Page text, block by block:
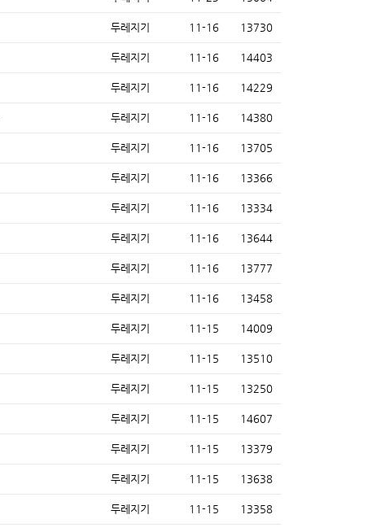
두레지기 11-16 13730
두레지기 11-16 14403
두레지기 11-16 14229
두레지기 11-16 14380
두레지기 11-16 13705
두레지기 11-16 13366
두레지기 11-16 13334
두레지기 11-16 13644
두레지기 11-16 13777
두레지기 11-16 13458
두레지기 11-15 14009
두레지기 11-15 13510
두레지기 11-15 13250
두레지기 11-15 14607
두레지기 11-15 13379
두레지기 11-15 13638
두레지기 11-15 13358